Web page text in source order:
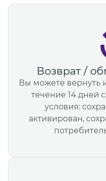
Возврат /
Вы можете вернуть
течение 14 дней
условия:
активирован,